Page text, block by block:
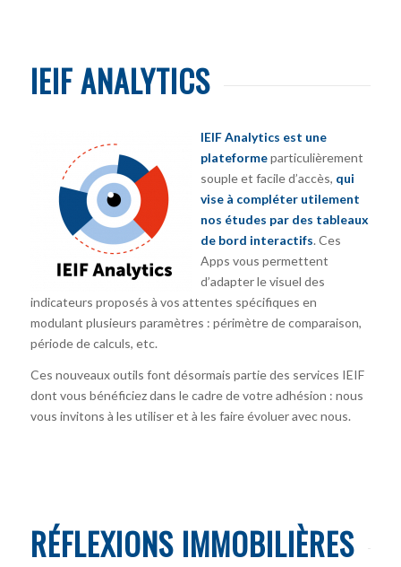
IEIF ANALYTICS
IEIF Analytics est une
plateformeparticulièrement
souple et facile d’accès, qui
vise à compléter utilement
nos études par des tableaux
de bord interactifs. Ces
Apps vous permettent
d’adapter le visuel des
indicateurs proposés à vos attentes spécifiques en
modulant plusieurs paramètres : périmètre de comparaison,
période de calculs, etc.
Ces nouveaux outils font désormais partie des services IEIF
dont vous bénéficiez dans le cadre de votre adhésion : nous
vous invitons à les utiliser et à les faire évoluer avec nous.
RÉFLEXIONS IMMOBILIÈRES